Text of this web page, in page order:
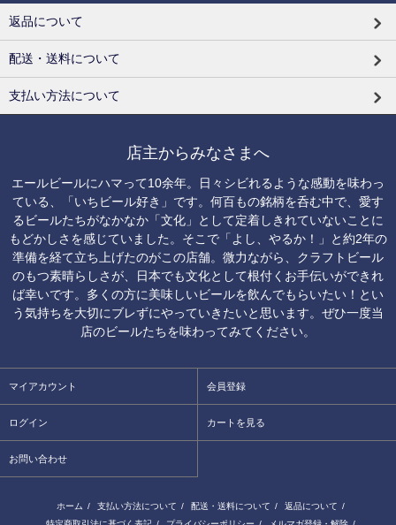
返品について
配送・送料について
支払い方法について
店主からみなさまへ
エールビールにハマって10余年。日々シビれるような感動を味わっ
ている、「いちビール好き」です。何百もの銘柄を呑む中で、愛す
るビールたちがなかなか「文化」として定着しきれていないことに
もどかしさを感じていました。そこで「よし、やるか！」と約2年の
準備を経て立ち上げたのがこの店舗。微力ながら、クラフトビール
のもつ素晴らしさが、日本でも文化として根付くお手伝いができれ
ば幸いです。多くの方に美味しいビールを飲んでもらいたい！とい
う気持ちを大切にブレずにやっていきたいと思います。ぜひ一度当
店のビールたちを味わってみてください。
マイアカウント 会員登録
ログイン カートを見る
お問い合わせ
ホーム / 支払い方法について / 配送・送料について / 返品について /